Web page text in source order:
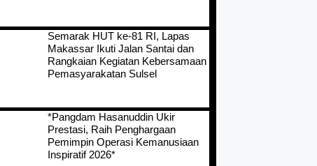
Semarak HUT ke-81 RI, Lapas
Makassar Ikuti Jalan Santai dan
Rangkaian Kegiatan Kebersamaan
Pemasyarakatan Sulsel
*Pangdam Hasanuddin Ukir
Prestasi, Raih Penghargaan
Pemimpin Operasi Kemanusiaan
Inspiratif 2026*